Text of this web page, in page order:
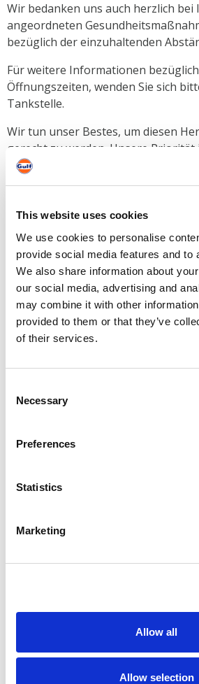
This website uses cookies
We use cookies to personalise
provide social media features and to
We also share information about
our social media, advertising and
may combine it with other
provided to them or that they’ve
of their services.
Selection
Necessary
Preferences
Statistics
Marketing
Allow all
Allow selection
Wir bedanken uns auch herzlich bei
angeordneten
bezüglich der einzuhaltenden
Für weitere Informationen
Öffnungszeiten, wenden Sie sich
Tankstelle.
Wir tun unser Bestes, um diesen
gerecht zu werden. Unsere Priorität
sein und gleichzeitig Ihre
Mitarbeiter zu gewährleisten.
Bleiben Sie gesund,
Ihr Gulf Team